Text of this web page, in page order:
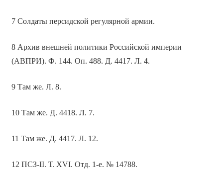
7 Солдаты персидской регулярной армии.
8 Архив внешней политики Российской империи
(АВПРИ). Ф. 144. Оп. 488. Д. 4417. Л. 4.
9 Там же. Л. 8.
10 Там же. Д. 4418. Л. 7.
11 Там же. Д. 4417. Л. 12.
12 ПСЗ-II. Т. XVI. Отд. 1-е. № 14788.